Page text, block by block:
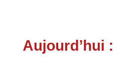
Aujourd’hui :